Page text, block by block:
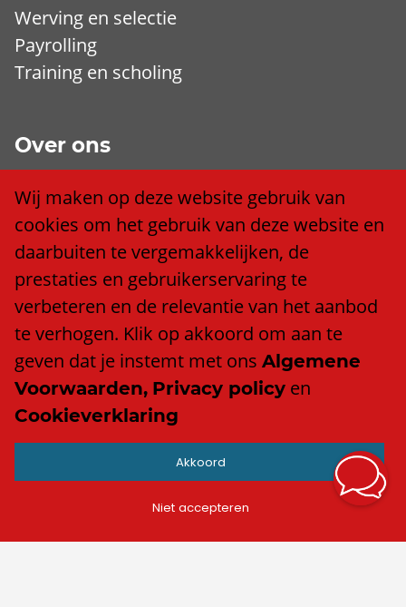
Werving en selectie
Payrolling
Training en scholing
Over ons
Wij zijn Trend
Ons team
Klacht of compliment?
Algemene voorwaarden
Privacy policy
Cookieverklaring
Anti discriminatiebeleid
Contact
Instagram
Wij maken op deze website gebruik van
cookies om het gebruik van deze website en
daarbuiten te vergemakkelijken, de
prestaties en gebruikerservaring te
verbeteren en de relevantie van het aanbod
te verhogen. Klik op akkoord om aan te
geven dat je instemt met ons Algemene
Voorwaarden, Privacy policy en
Cookieverklaring
Akkoord
Niet accepteren